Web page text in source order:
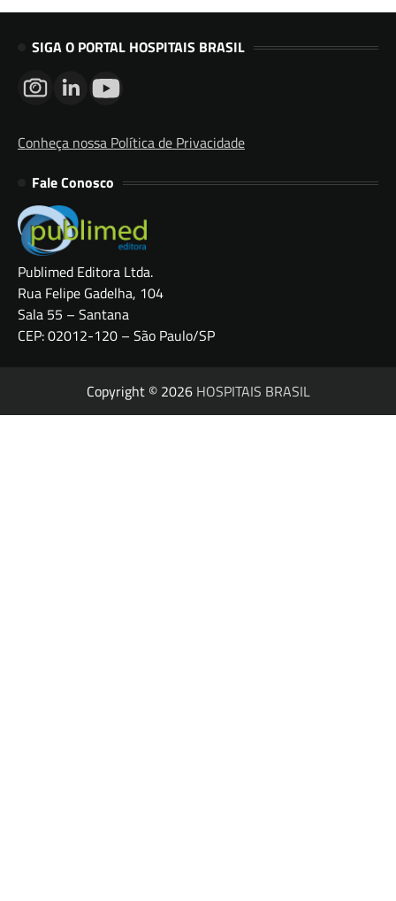
SIGA O PORTAL HOSPITAIS BRASIL
Conheça nossa Política de Privacidade
Fale Conosco
Publimed Editora Ltda.
Rua Felipe Gadelha, 104
Sala 55 – Santana
CEP: 02012-120 – São Paulo/SP
Copyright © 2026 HOSPITAIS BRASIL